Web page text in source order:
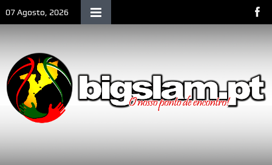
07 Agosto, 2026